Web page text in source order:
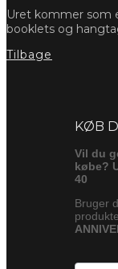
Uret kommer som
booklets og
Tilbage
KØB
Vil du
købe?
40
Bruger